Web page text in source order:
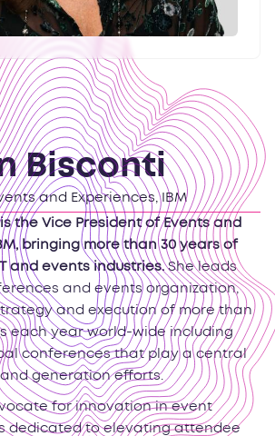
Bisconti
and Experiences, IBM
the Vice President of Events and
bringing more than 30 years of
and events industries.She leads
and events organization,
and execution of more than
each year world-wide including
conferences that play a central
generation efforts.
for innovation in event
dedicated to elevating attendee